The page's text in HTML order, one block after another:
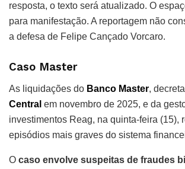
resposta, o texto será atualizado. O
para manifestação. A reportagem não
a defesa de Felipe Cançado Vorcaro.
Caso Master
As liquidações do Banco Master,
Central em novembro de 2025, e da
investimentos Reag, na quinta-feira (15),
episódios mais graves do sistema
O caso envolve suspeitas de fraudes